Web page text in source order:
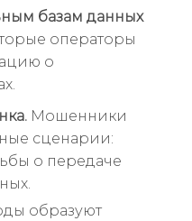
базам данных
операторы
о
Мошенники
сценарии:
о передаче
образуют